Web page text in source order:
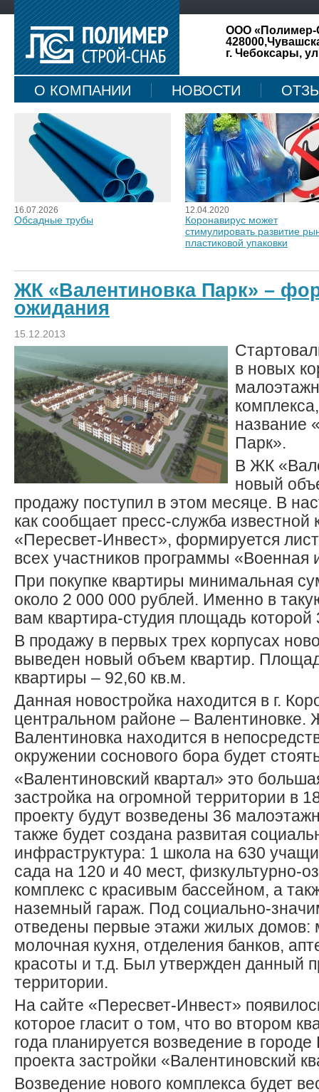
ООО «Полимер-
г. Чебоксары,
О КОМПАНИИ НОВОСТИ
КАРТА САЙТА
16.07.2026
Обсадные трубы
12.04.2020
Коронавирус может
стимулировать развитие
пластиковой упаковки
ЖК «Валентиновка Парк» –
ожидания
15.12.2013
в новых
название
Парк».
В ЖК
новый
продажу поступил в этом месяце. В
как сообщает пресс-служба известной
«Пересвет-Инвест», формируется
всех участников программы «Военная
При покупке квартиры минимальная
около 2 000 000 рублей. Именно в
вам квартира-студия площадь которой
В продажу в первых трех корпусах
выведен новый объем квартир.
квартиры – 92,60 кв.м.
Данная новостройка находится в г.
центральном районе – Валентиновке.
Валентиновка находится в
окружении соснового бора будет
«Валентиновский квартал» это
застройка на огромной территории в
проекту будут возведены 36
также будет создана развитая
инфраструктура: 1 школа на 630
сада на 120 и 40 мест, физкультурно-
комплекс с красивым бассейном, а
наземный гараж. Под социально-
отведены первые этажи жилых домов:
молочная кухня, отделения банков,
красоты и т.д. Был утвержден данный
территории.
На сайте «Пересвет-Инвест»
которое гласит о том, что во втором
года планируется возведение в городе
проекта застройки «Валентиновский
Возведение нового комплекса будет